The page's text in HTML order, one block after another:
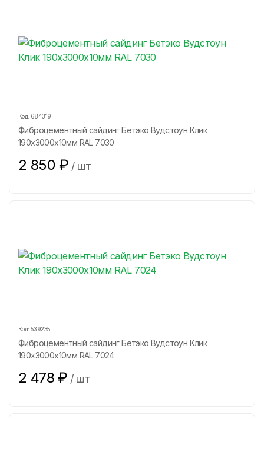
Код: 684319
Фиброцементный сайдинг Бетэко Вудстоун Клик
190х3000х10мм RAL 7030
2 850 ₽ / шт
Код: 539235
Фиброцементный сайдинг Бетэко Вудстоун Клик
190х3000х10мм RAL 7024
2 478 ₽ / шт